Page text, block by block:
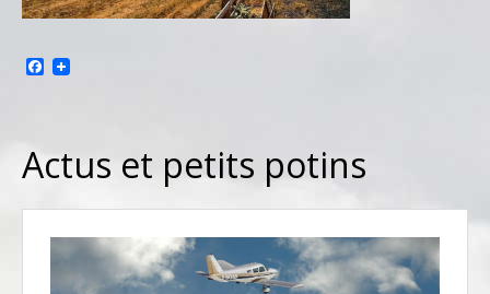
Facebook
Actus et petits potins